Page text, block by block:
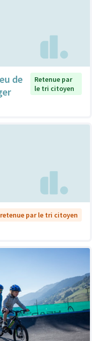
de
Retenue par
le tri citoyen
par le tri citoyen